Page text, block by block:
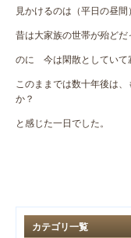
見かけるのは（平日の昼間
昔は大家族の世帯が殆ど
のに 今は閑散としていて
このままでは数十年後は
か？
と感じた一日でした。
カテゴリ一覧